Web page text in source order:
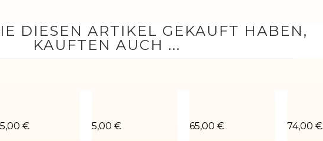
DIESEN ARTIKEL GEKAUFT HABEN,
KAUFTEN AUCH ...
€ 5,00 € 65,00 € 74,00 €